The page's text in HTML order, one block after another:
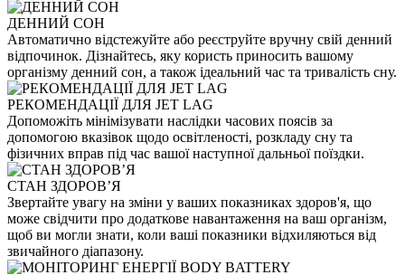
ДЕННИЙ СОН
Автоматично відстежуйте або реєструйте вручну свій денний
відпочинок. Дізнайтесь, яку користь приносить вашому
організму денний сон, а також ідеальний час та тривалість сну.
РЕКОМЕНДАЦІЇ ДЛЯ JET LAG
Допоможіть мінімізувати наслідки часових поясів за
допомогою вказівок щодо освітленості, розкладу сну та
фізичних вправ під час вашої наступної дальньої поїздки.
СТАН ЗДОРОВ’Я
Звертайте увагу на зміни у ваших показниках здоров'я, що
може свідчити про додаткове навантаження на ваш організм,
щоб ви могли знати, коли ваші показники відхиляються від
звичайного діапазону.